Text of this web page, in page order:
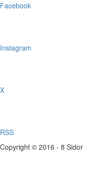
Facebook
Instagram
X
RSS
Copyright © 2016 - 8 Sidor